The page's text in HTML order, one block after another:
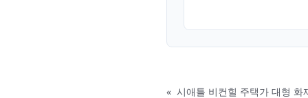
« 시애틀 비컨힐 주택가 대형 화